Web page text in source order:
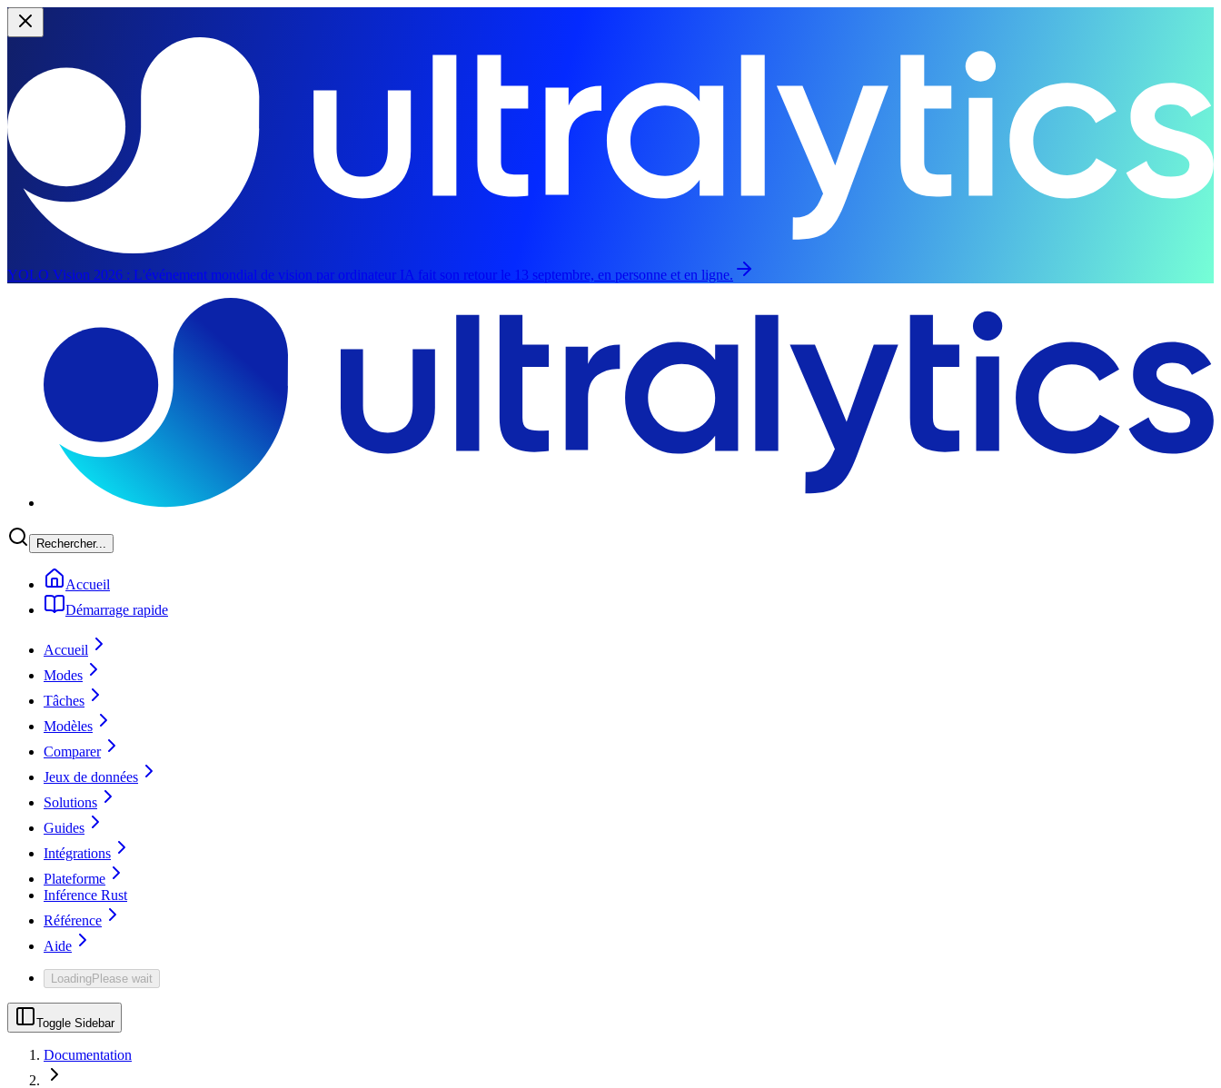
YOLO Vision 2026 : L'événement mondial de vision par ordinateur IA fait son retour le 13 septembre, en personne et en ligne.
Rechercher...
Accueil
Démarrage rapide
Accueil
Modes
Tâches
Modèles
Comparer
Jeux de données
Solutions
Guides
Intégrations
Plateforme
Inférence Rust
Référence
Aide
LoadingPlease wait
Toggle Sidebar
Documentation